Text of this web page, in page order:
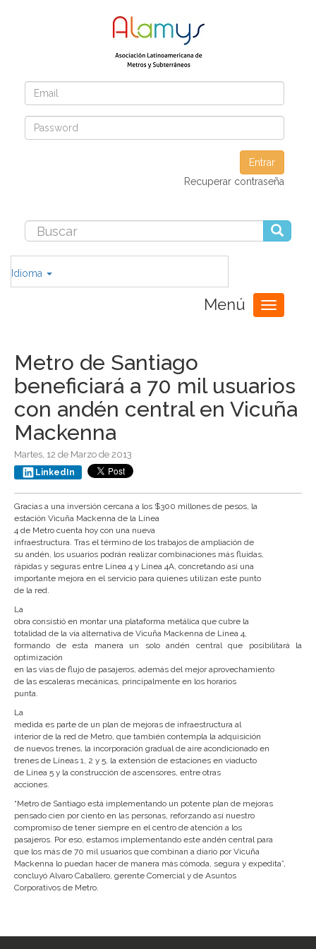
Entrar
Recuperar contraseña
Idioma
Menú
Toggle
navigation
Metro de Santiago
beneficiará a 70 mil usuarios
con andén central en Vicuña
Mackenna
Martes, 12 de Marzo de 2013
LinkedIn
Gracias a una inversión cercana a los $300 millones de pesos, la
estación Vicuña Mackenna de la Línea
4 de Metro cuenta hoy con una nueva
infraestructura. Tras el término de los trabajos de ampliación de
su andén, los usuarios podrán realizar combinaciones más fluidas,
rápidas y seguras entre Línea 4 y Línea 4A, concretando así una
importante mejora en el servicio para quienes utilizan este punto
de la red.
La
obra consistió en montar una plataforma metálica que cubre la
totalidad de la vía alternativa de Vicuña Mackenna de Línea 4,
formando de esta manera un solo andén centralque posibilitará la
optimización
en las vías de flujo de pasajeros, además del mejor aprovechamiento
de las escaleras mecánicas, principalmente en los horarios
punta.
La
medida es parte de un plan de mejoras de infraestructura al
interior de la red de Metro, que también contempla la adquisición
de nuevos trenes, la incorporación gradual de aire acondicionado en
trenes de Líneas 1, 2 y 5, la extensión de estaciones en viaducto
de Línea 5 y la construcción de ascensores, entre otras
acciones.
“Metro de Santiago está implementando un potente plan de mejoras
pensado cien por ciento en las personas, reforzando así nuestro
compromiso de tener siempre en el centro de atención a los
pasajeros. Por eso, estamos implementando este andén central para
que los más de 70 mil usuarios que combinan a diario por Vicuña
Mackenna lo puedan hacer de manera más cómoda, segura y expedita”,
concluyó Alvaro Caballero, gerente Comercial y de Asuntos
Corporativos de Metro.